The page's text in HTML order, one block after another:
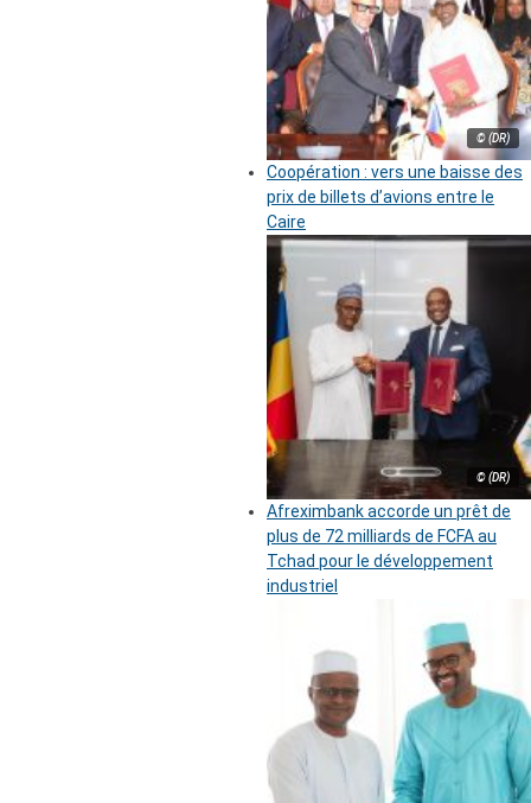
© (DR)
Coopération : vers une baisse des
prix de billets d’avions entre le
Caire
© (DR)
Afreximbank accorde un prêt de
plus de 72 milliards de FCFA au
Tchad pour le développement
industriel